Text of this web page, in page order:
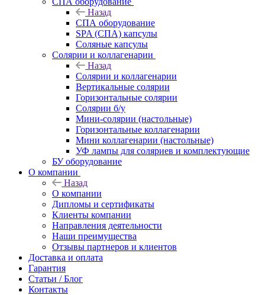
Назад
СПА оборудование
SPA (СПА) капсулы
Соляные капсулы
Солярии и коллагенарии
Назад
Солярии и коллагенарии
Вертикальные солярии
Горизонтальные солярии
Солярии б/у
Мини-солярии (настольные)
Горизонтальные коллагенарии
Мини коллагенарии (настольные)
УФ лампы для соляриев и комплектующие
БУ оборудование
О компании
Назад
О компании
Дипломы и сертификаты
Клиенты компании
Направления деятельности
Наши преимущества
Отзывы партнеров и клиентов
Доставка и оплата
Гарантия
Статьи / Блог
Контакты